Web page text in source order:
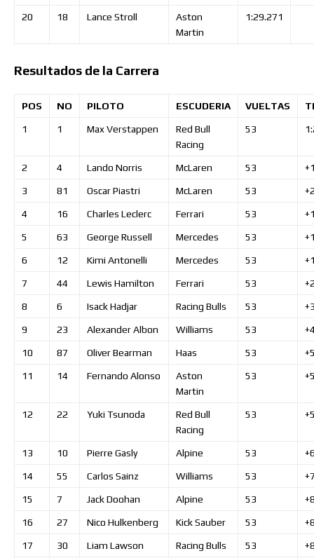
20 18 Lance Stroll
Aston
Martin
1:29.271
Resultados de la Carrera
POS NO PILOTO ESCUDERIA VUELTAS
1 1 MaxVerstappen
Red Bull
Racing
53
2 4 Lando Norris McLaren 53
3 81 OscarPiastri McLaren 53
4 16 Charles Leclerc Ferrari 53
5 63 George Russell Mercedes 53
6 12 Kimi Antonelli Mercedes 53
7 44 Lewis Hamilton Ferrari 53
8 6 IsackHadjar Racing Bulls 53
9 23 AlexanderAlbon Williams 53
10 87 OliverBearman Haas 53
11 14 Fernando Alonso
Aston
Martin
53
12 22 Yuki Tsunoda
Red Bull
Racing
53
13 10 Pierre Gasly Alpine 53
14 55 Carlos Sainz Williams 53
15 7 JackDoohan Alpine 53
16 27 Nico Hulkenberg Kick Sauber 53
17 30 Liam Lawson Racing Bulls 53